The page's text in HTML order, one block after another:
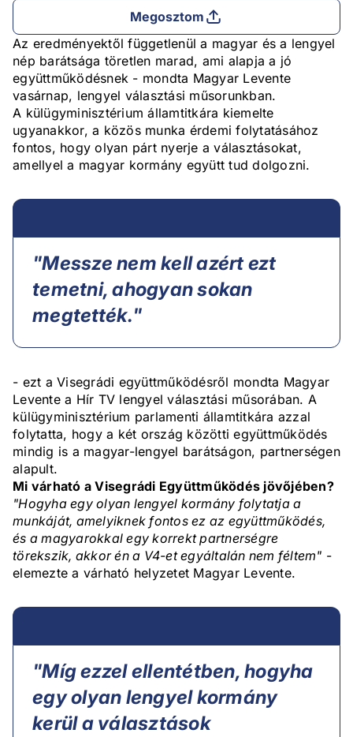
Megosztom
Az eredményektől függetlenül a magyar és a lengyel
nép barátsága töretlen marad, ami alapja a jó
együttműködésnek - mondta Magyar Levente
vasárnap, lengyel választási műsorunkban.
A külügyminisztérium államtitkára kiemelte
ugyanakkor, a közös munka érdemi folytatásához
fontos, hogy olyan párt nyerje a választásokat,
amellyel a magyar kormány együtt tud dolgozni.
"Messze nem kell azért ezt
temetni, ahogyan sokan
megtették."
- ezt a Visegrádi együttműködésről mondta Magyar
Levente a Hír TV lengyel választási műsorában. A
külügyminisztérium parlamenti államtitkára azzal
folytatta, hogy a két ország közötti együttműködés
mindig is a magyar-lengyel barátságon, partnerségen
alapult.
Mi várható a Visegrádi Együttműködés jövőjében?
"Hogyha egy olyan lengyel kormány folytatja a
munkáját, amelyiknek fontos ez az együttműködés,
és a magyarokkal egy korrekt partnerségre
törekszik, akkor én a V4-et egyáltalán nem féltem" -
elemezte a várható helyzetet Magyar Levente.
"Míg ezzel ellentétben, hogyha
egy olyan lengyel kormány
kerül a választások